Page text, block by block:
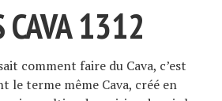
CAVA 1312
comment faire du Cava, c’est
le terme même Cava, créé en